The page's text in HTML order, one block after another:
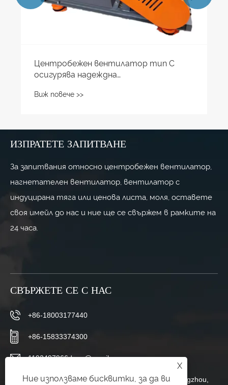
Центробежен вентилатор тип C
осигурява надеждна
вентилационни приложения
Виж повече >>
ИЗПРАТЕТЕ ЗАПИТВАНЕ
За запитвания относно центробежен вентилатор,
нагнетателен вентилатор, вентилатор с
индуцирана тяга или ценова листа, моля, оставете
своя имейл до нас и ние ще се свържем в рамките на
24 часа.
СВЪРЖЕТЕ СЕ С НАС
+86-18003177440
+86-15833374300
1192497966dong@gmail.com
Changboluo Village, Siying Town, Botou City, Cangzhou,
X
Ние използваме бисквитки, за да ви